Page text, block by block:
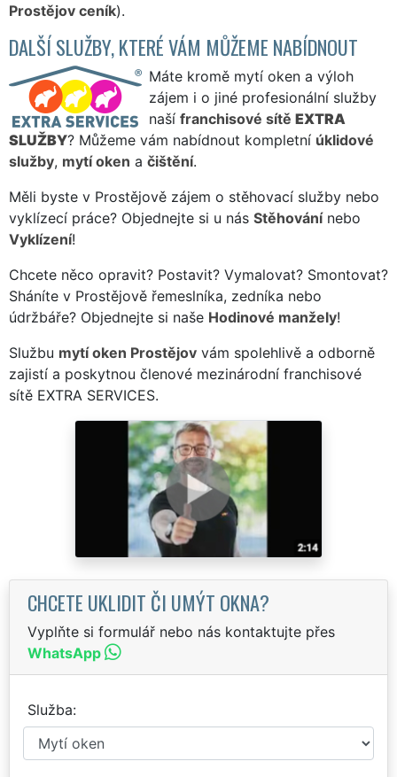
Prostějov ceník).
DALŠÍ SLUŽBY, KTERÉ VÁM MŮŽEME NABÍDNOUT
Máte kromě mytí oken a výloh
zájem i o jiné profesionální služby
naší franchisové sítě EXTRA
SLUŽBY? Můžeme vám nabídnout kompletní úklidové
služby, mytí oken a čištění.
Měli byste v Prostějově zájem o stěhovací služby nebo
vyklízecí práce? Objednejte si u nás Stěhovánínebo
Vyklízení!
Chcete něco opravit? Postavit? Vymalovat? Smontovat?
Sháníte v Prostějově řemeslníka, zedníka nebo
údržbáře? Objednejte si naše Hodinové manžely!
Službu mytí oken Prostějov vám spolehlivě a odborně
zajistí a poskytnou členové mezinárodní franchisové
sítě EXTRA SERVICES.
CHCETE UKLIDIT ČI UMÝT OKNA?
Vyplňte si formulář nebo nás kontaktujte přes
WhatsApp
Služba